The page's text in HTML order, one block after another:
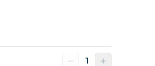
塞浦路斯